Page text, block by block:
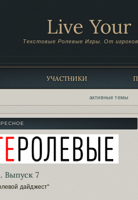
Live Your
Текстовые Ролевые Игры. От игроков
УЧАСТНИКИ
активные темы
Выпуск 7
дайджест"